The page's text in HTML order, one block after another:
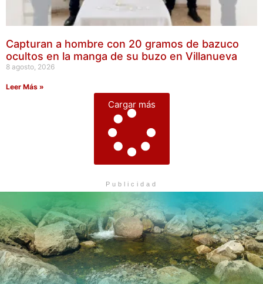
Capturan a hombre con 20 gramos de bazuco
ocultos en la manga de su buzo en Villanueva
8 agosto, 2026
Leer Más »
Cargar más
Publicidad